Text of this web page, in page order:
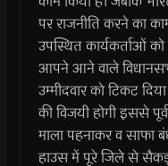
पर राजनीति करने का
उपस्थित कार्यकर्ताओं
आपने आने वाले
उम्मीदवार को टिकट दिया
की विजयी होगी इससे
माला पहनाकर व साफा
हाउस में पूरे जिले से